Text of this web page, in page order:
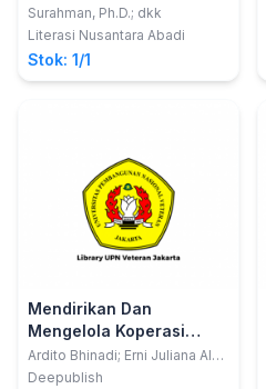
CHANNELS: Strategies
and Best Practices
Surahman, Ph.D.; dkk
Literasi Nusantara Abadi
Stok: 1/1
Mendirikan Dan
Mengelola Koperasi
Simpan Pinjam Dan
Pembiayaan Syariah
Ardito Bhinadi; Erni Juliana Al
Hasanah Nasution
Deepublish